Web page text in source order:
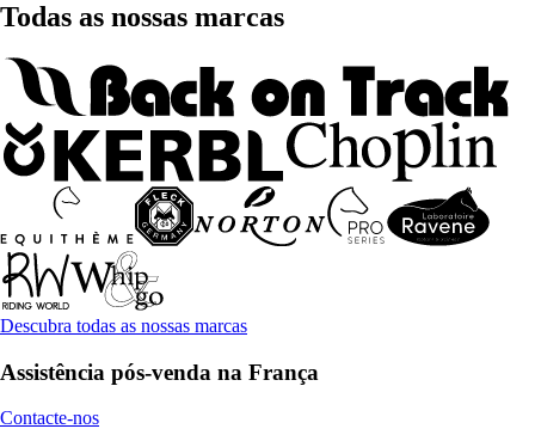
Todas as nossas marcas
Descubra todas as nossas marcas
Assistência pós-venda na França
Contacte-nos